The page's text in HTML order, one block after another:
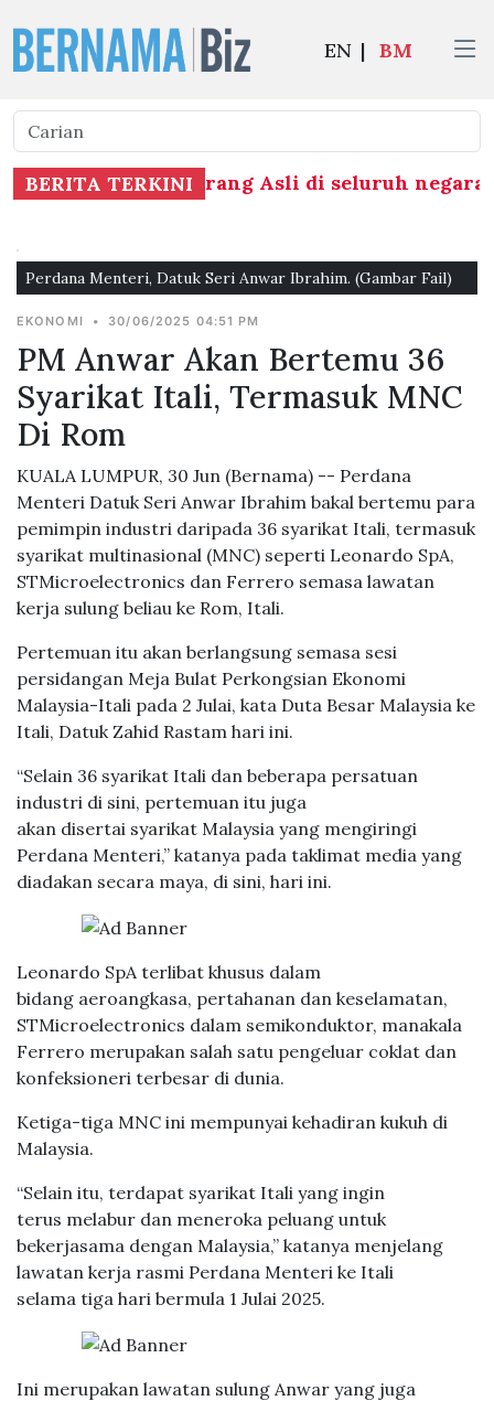
EN | BM
BERITA TERKINIOrang Asli di seluruh negara
Perdana Menteri, Datuk Seri Anwar Ibrahim. (Gambar Fail)
EKONOMI • 30/06/2025 04:51 PM
PM Anwar Akan Bertemu 36
Syarikat Itali, Termasuk MNC
Di Rom
KUALA LUMPUR, 30 Jun (Bernama) -- Perdana
Menteri Datuk Seri Anwar Ibrahim bakal bertemu para
pemimpin industri daripada 36 syarikat Itali, termasuk
syarikat multinasional (MNC) seperti Leonardo SpA,
STMicroelectronics dan Ferrero semasa lawatan
kerja sulung beliau ke Rom, Itali.
Pertemuan itu akan berlangsung semasa sesi
persidangan Meja Bulat Perkongsian Ekonomi
Malaysia-Itali pada 2 Julai, kata Duta Besar Malaysia ke
Itali, Datuk Zahid Rastam hari ini.
“Selain 36 syarikat Itali dan beberapa persatuan
industri di sini, pertemuan itu juga
akan disertai syarikat Malaysia yang mengiringi
Perdana Menteri,” katanya pada taklimat media yang
diadakan secara maya, di sini, hari ini.
Leonardo SpA terlibat khusus dalam
bidang aeroangkasa, pertahanan dan keselamatan,
STMicroelectronics dalam semikonduktor, manakala
Ferrero merupakan salah satu pengeluar coklat dan
konfeksioneri terbesar di dunia.
Ketiga-tiga MNC ini mempunyai kehadiran kukuh di
Malaysia.
“Selain itu, terdapat syarikat Itali yang ingin
terus melabur dan meneroka peluang untuk
bekerjasama dengan Malaysia,” katanya menjelang
lawatan kerja rasmi Perdana Menteri ke Itali
selama tiga hari bermula 1 Julai 2025.
Ini merupakan lawatan sulung Anwar yang juga